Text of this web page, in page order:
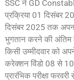
SSC ने GD
प्रक्रिया 01 दिसंबर
दिसंबर 2025 तक
भुगतान करने की अंतिम
किसी उम्मीदवार को
करेक्शन विंडो 08 से
प्रारंभिक परीक्षा